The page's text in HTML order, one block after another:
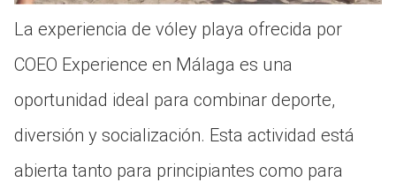
La experiencia de vóley playa ofrecida por
COEO Experience en Málaga es una
oportunidad ideal para combinar deporte,
diversión y socialización. Esta actividad está
abierta tanto para principiantes como para